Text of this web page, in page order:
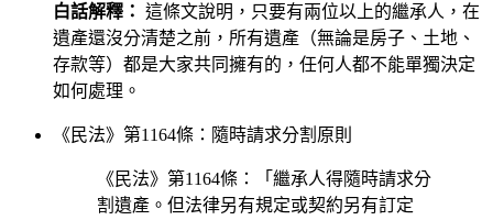
白話解釋： 這條文說明，只要有兩位以上的繼承人，在
遺產還沒分清楚之前，所有遺產（無論是房子、土地、
存款等）都是大家共同擁有的，任何人都不能單獨決定
如何處理。
《民法》第1164條：隨時請求分割原則
《民法》第1164條：「繼承人得隨時請求分
割遺產。但法律另有規定或契約另有訂定